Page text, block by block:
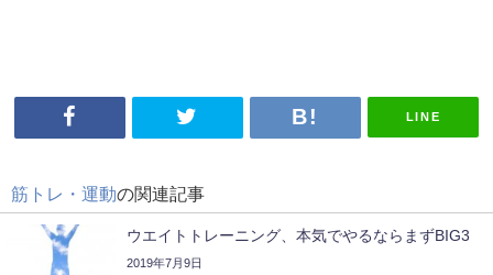
LINE
筋トレ・運動の関連記事
ウエイトトレーニング、本気でやるならまずBIG3
2019年7月9日